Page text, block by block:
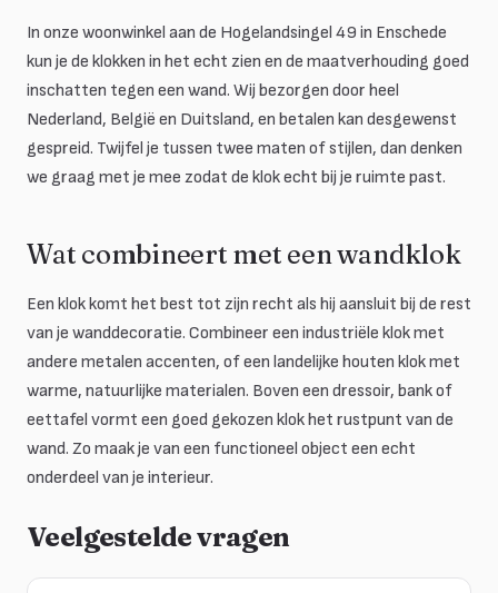
In onze woonwinkel aan de Hogelandsingel 49 in Enschede
kun je de klokken in het echt zien en de maatverhouding goed
inschatten tegen een wand. Wij bezorgen door heel
Nederland, België en Duitsland, en betalen kan desgewenst
gespreid. Twijfel je tussen twee maten of stijlen, dan denken
we graag met je mee zodat de klok echt bij je ruimte past.
Wat combineert met een wandklok
Een klok komt het best tot zijn recht als hij aansluit bij de rest
van je wanddecoratie. Combineer een industriële klok met
andere metalen accenten, of een landelijke houten klok met
warme, natuurlijke materialen. Boven een dressoir, bank of
eettafel vormt een goed gekozen klok het rustpunt van de
wand. Zo maak je van een functioneel object een echt
onderdeel van je interieur.
Veelgestelde vragen